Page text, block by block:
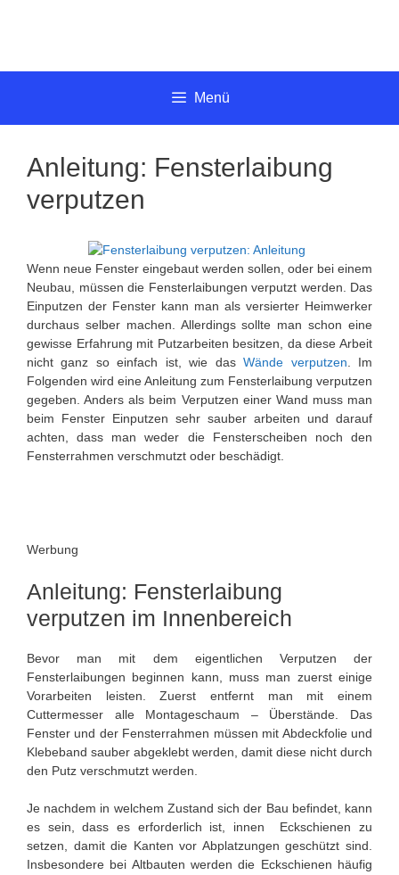
Menü
Anleitung: Fensterlaibung
verputzen
Wenn neue Fenster eingebaut werden sollen, oder bei einem
Neubau, müssen die Fensterlaibungen verputzt werden. Das
Einputzen der Fenster kann man als versierter Heimwerker
durchaus selber machen. Allerdings sollte man schon eine
gewisse Erfahrung mit Putzarbeiten besitzen, da diese Arbeit
nicht ganz so einfach ist, wie dasWände verputzen . Im
Folgenden wird eine Anleitung zum Fensterlaibung verputzen
gegeben. Anders als beim Verputzen einer Wand muss man
beim Fenster Einputzen sehr sauber arbeiten und darauf
achten, dass man weder die Fensterscheiben noch den
Fensterrahmen verschmutzt oder beschädigt.
Werbung
Anleitung: Fensterlaibung
verputzen im Innenbereich
Bevor man mit dem eigentlichen Verputzen der
Fensterlaibungen beginnen kann, muss man zuerst einige
Vorarbeiten leisten. Zuerst entfernt man mit einem
Cuttermesser alle Montageschaum – Überstände. Das
Fenster und der Fensterrahmen müssen mit Abdeckfolie und
Klebeband sauber abgeklebt werden, damit diese nicht durch
den Putz verschmutzt werden.
Je nachdem in welchem Zustand sich der Bau befindet, kann
es sein, dass es erforderlich ist, innen Eckschienen zu
setzen, damit die Kanten vor Abplatzungen geschützt sind.
Insbesondere bei Altbauten werden die Eckschienen häufig